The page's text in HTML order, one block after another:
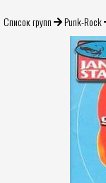
Список групп Punk-Rock